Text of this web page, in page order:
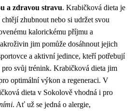
a zdravou stravu. Krabičková dieta je
zhubnout nebo si udržet svou
kalorickému příjmu a
jim pomůže dosáhnout jejich
a aktivní jedince, kteří potřebují
pro svůj trénink. Krabičková dieta jim
optimální výkon a regeneraci. V
dieta v Sokolově vhodná i pro
. Ať už se jedná o alergie,